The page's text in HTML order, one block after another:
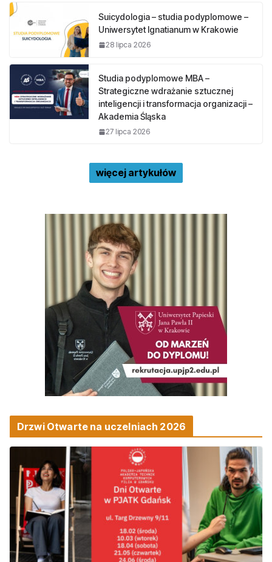
Suicydologia – studia podyplomowe –
Uniwersytet Ignatianum w Krakowie
28 lipca 2026
Studia podyplomowe MBA –
Strategiczne wdrażanie sztucznej
inteligencji i transformacja organizacji –
Akademia Śląska
27 lipca 2026
więcej artykułów
Drzwi Otwarte na uczelniach 2026